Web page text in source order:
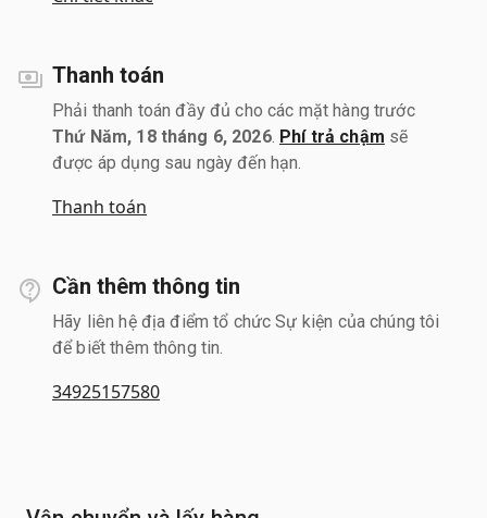
Thanh toán
Phải thanh toán đầy đủ cho các mặt hàng trước
Thứ Năm, 18 tháng 6, 2026. Phí trả chậm sẽ
được áp dụng sau ngày đến hạn.
Thanh toán
Cần thêm thông tin
Hãy liên hệ địa điểm tổ chức Sự kiện của chúng tôi
để biết thêm thông tin.
34925157580